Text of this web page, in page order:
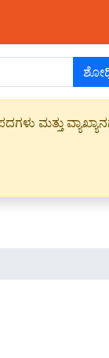
ಮತ್ತು